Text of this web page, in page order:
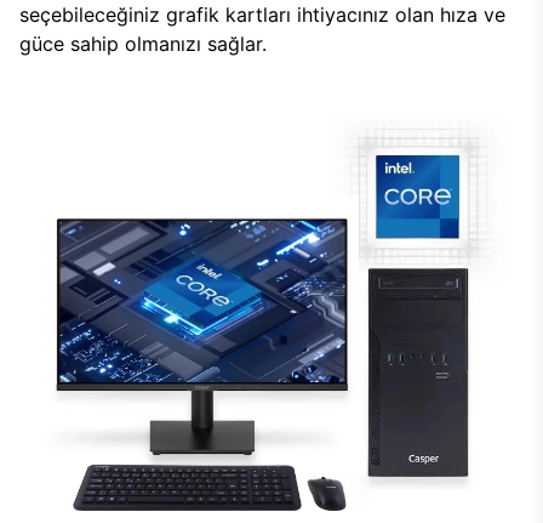
seçebileceğiniz grafik kartları ihtiyacınız olan hıza ve
güce sahip olmanızı sağlar.